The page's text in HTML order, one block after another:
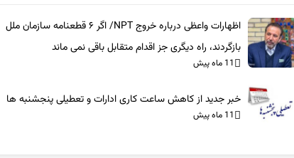
اظهارات واعظی درباره خروج NPT/ اگر ۶ قطعنامه سازمان ملل
بازگردند، راه دیگری جز اقدام متقابل باقی نمی‌ ماند
11 ماه پیش
خبر جدید از کاهش ساعت کاری ادارات و تعطیلی پنجشنبه ها
11 ماه پیش